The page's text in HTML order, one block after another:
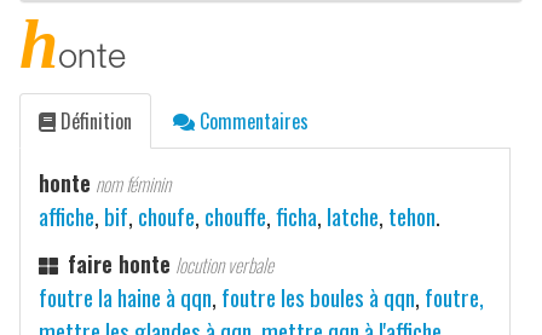
honte
Définition Commentaires
honte nom féminin
affiche, bif, choufe, chouffe,ficha, latche, tehon.
faire honte locution verbale
foutre la haine à qqn, foutre les boules à qqn, foutre,